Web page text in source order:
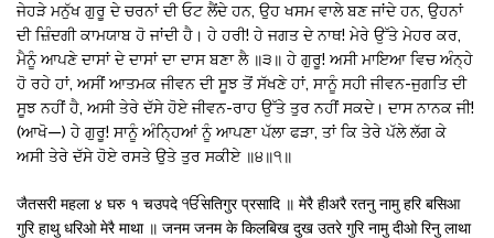
ਜੇਹੜੇ ਮਨੁੱਖ ਗੁਰੂ ਦੇ ਚਰਨਾਂ ਦੀ ਓਟ ਲੈਂਦੇ ਹਨ, ਉਹ ਖਸਮ ਵਾਲੇ ਬਣ ਜਾਂਦੇ ਹਨ, ਉਹਨਾਂ
ਦੀ ਜ਼ਿੰਦਗੀ ਕਾਮਯਾਬ ਹੋ ਜਾਂਦੀ ਹੈ। ਹੇ ਹਰੀ! ਹੇ ਜਗਤ ਦੇ ਨਾਥ! ਮੇਰੇ ਉੱਤੇ ਮੇਹਰ ਕਰ,
ਮੈਨੂੰ ਆਪਣੇ ਦਾਸਾਂ ਦੇ ਦਾਸਾਂ ਦਾ ਦਾਸ ਬਣਾ ਲੈ ॥੩॥ ਹੇ ਗੁਰੂ! ਅਸੀ ਮਾਇਆ ਵਿਚ ਅੰਨ੍ਹੇ
ਹੋ ਰਹੇ ਹਾਂ, ਅਸੀਂ ਆਤਮਕ ਜੀਵਨ ਦੀ ਸੂਝ ਤੋਂ ਸੱਖਣੇ ਹਾਂ, ਸਾਨੂੰ ਸਹੀ ਜੀਵਨ-ਜੁਗਤਿ ਦੀ
ਸੂਝ ਨਹੀਂ ਹੈ, ਅਸੀ ਤੇਰੇ ਦੱਸੇ ਹੋਏ ਜੀਵਨ-ਰਾਹ ਉੱਤੇ ਤੁਰ ਨਹੀਂ ਸਕਦੇ। ਦਾਸ ਨਾਨਕ ਜੀ!
(ਆਖੋ—) ਹੇ ਗੁਰੂ! ਸਾਨੂੰ ਅੰਨ੍ਹਿਆਂ ਨੂੰ ਆਪਣਾ ਪੱਲਾ ਫੜਾ, ਤਾਂ ਕਿ ਤੇਰੇ ਪੱਲੇ ਲੱਗ ਕੇ
ਅਸੀ ਤੇਰੇ ਦੱਸੇ ਹੋਏ ਰਸਤੇ ਉਤੇ ਤੁਰ ਸਕੀਏ ॥੪॥੧॥
जैतसरी महला ४ घरु १ चउपदे ੴसतिगुर प्रसादि ॥ मेरै हीअरै रतनु नामु हरि बसिआ
गुरि हाथु धरिओ मेरै माथा ॥ जनम जनम के किलबिख दुख उतरे गुरि नामु दीओ रिनु लाथा